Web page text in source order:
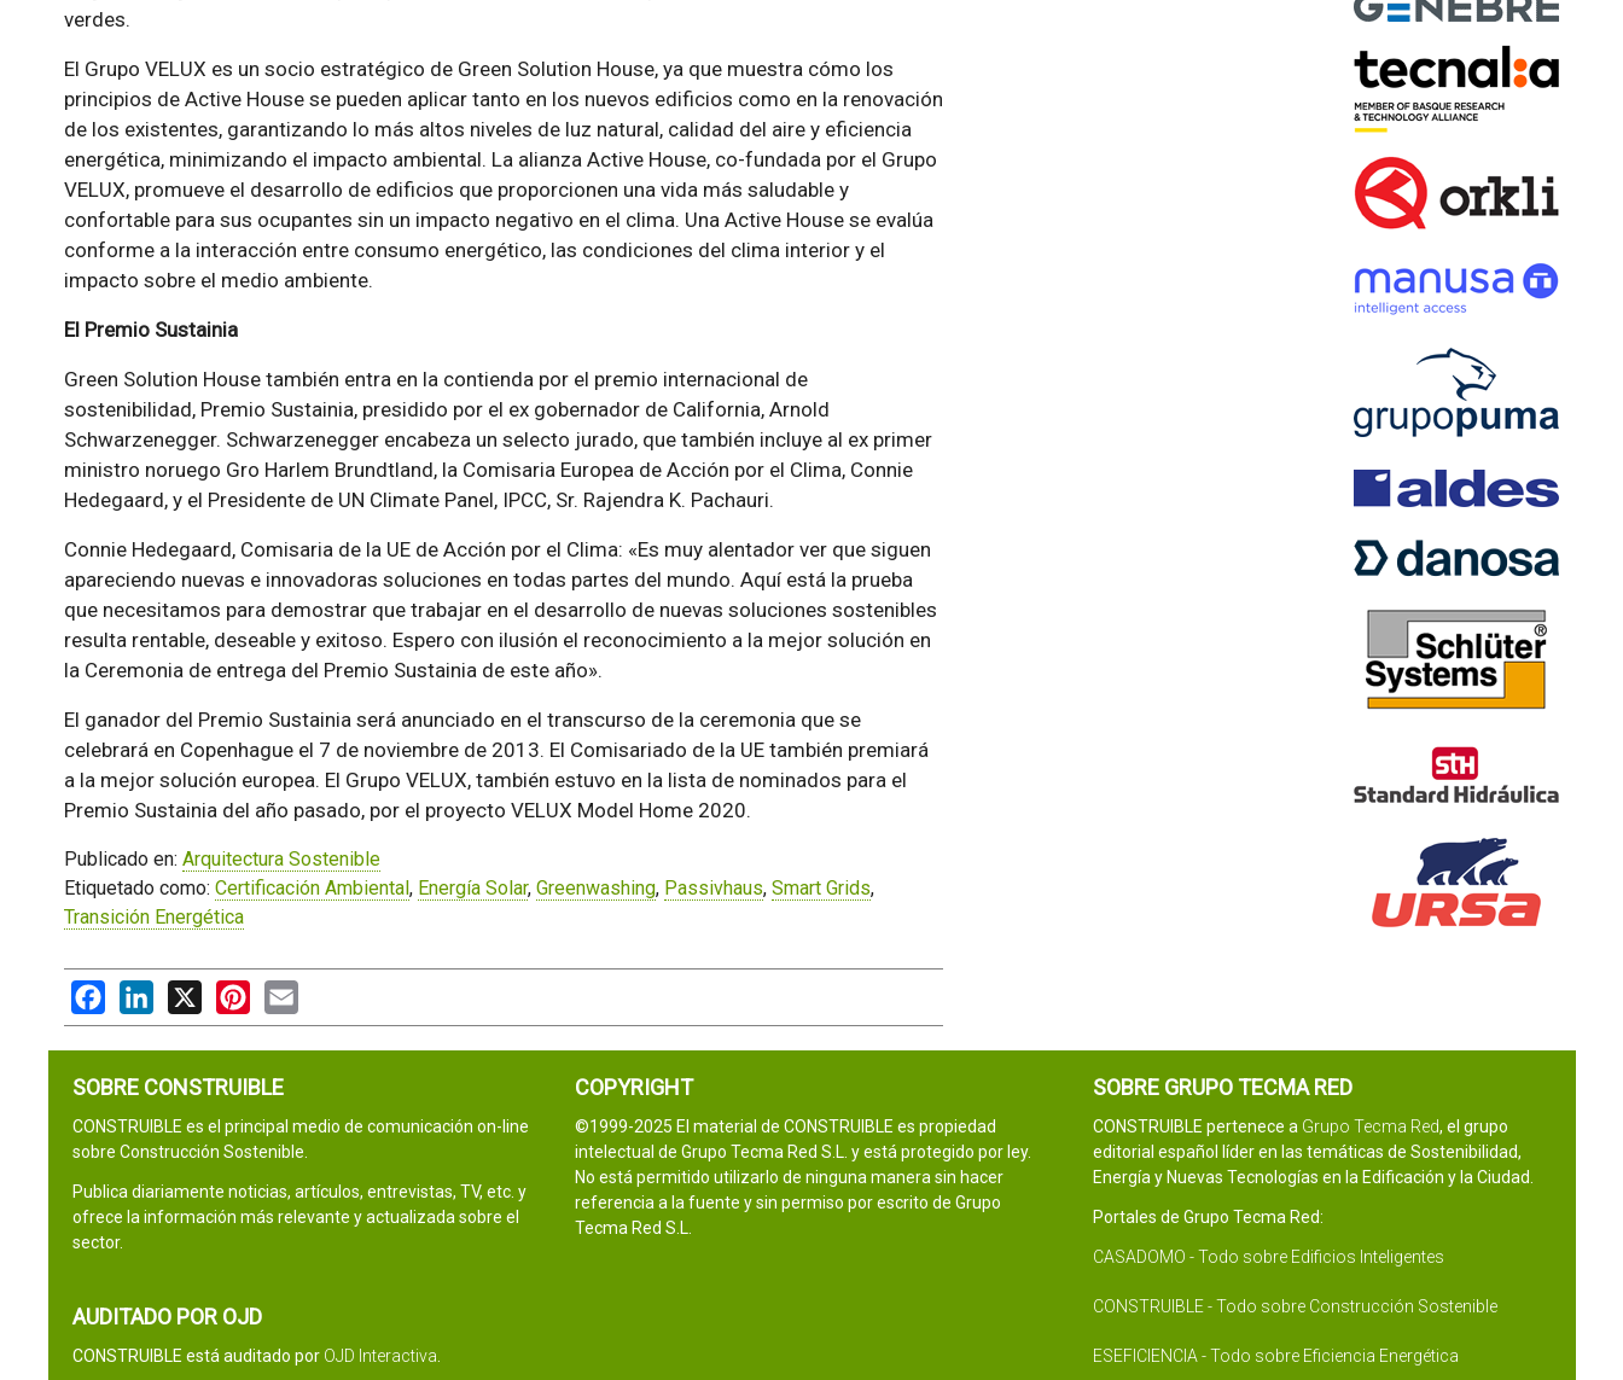
verdes.
El Grupo VELUX es un socio estratégico de Green Solution House, ya que muestra cómo los
principios de Active House se pueden aplicar tanto en los nuevos edificios como en la renovación
de los existentes, garantizando lo más altos niveles de luz natural, calidad del aire y eficiencia
energética, minimizando el impacto ambiental. La alianza Active House, co-fundada por el Grupo
VELUX, promueve el desarrollo de edificios que proporcionen una vida más saludable y
confortable para sus ocupantes sin un impacto negativo en el clima. Una Active House se evalúa
conforme a la interacción entre consumo energético, las condiciones del clima interior y el
impacto sobre el medio ambiente.
El Premio Sustainia
Green Solution House también entra en la contienda por el premio internacional de
sostenibilidad, Premio Sustainia, presidido por el ex gobernador de California, Arnold
Schwarzenegger. Schwarzenegger encabeza un selecto jurado, que también incluye al ex primer
ministro noruego Gro Harlem Brundtland, la Comisaria Europea de Acción por el Clima, Connie
Hedegaard, y el Presidente de UN Climate Panel, IPCC, Sr. Rajendra K. Pachauri.
Connie Hedegaard, Comisaria de la UE de Acción por el Clima: «Es muy alentador ver que siguen
apareciendo nuevas e innovadoras soluciones en todas partes del mundo. Aquí está la prueba
que necesitamos para demostrar que trabajar en el desarrollo de nuevas soluciones sostenibles
resulta rentable, deseable y exitoso. Espero con ilusión el reconocimiento a la mejor solución en
la Ceremonia de entrega del Premio Sustainia de este año».
El ganador del Premio Sustainia será anunciado en el transcurso de la ceremonia que se
celebrará en Copenhague el 7 de noviembre de 2013. El Comisariado de la UE también premiará
a la mejor solución europea. El Grupo VELUX, también estuvo en la lista de nominados para el
Premio Sustainia del año pasado, por el proyecto VELUX Model Home 2020.
Publicado en: Arquitectura Sostenible
Etiquetado como: Certificación Ambiental, Energía Solar, Greenwashing, Passivhaus, Smart Grids,
Transición Energética
FacebookLinkedIn
X PinterestEmail
SOBRE CONSTRUIBLE
CONSTRUIBLE es el principal medio de comunicación on-line
sobre Construcción Sostenible.
Publica diariamente noticias, artículos, entrevistas, TV, etc. y
ofrece la información más relevante y actualizada sobre el
sector.
AUDITADO POR OJD
CONSTRUIBLE está auditado por OJD Interactiva
COPYRIGHT
©1999-2025 El material de CONSTRUIBLE es propiedad
intelectual de Grupo Tecma Red S.L. y está protegido por ley.
No está permitido utilizarlo de ninguna manera sin hacer
referencia a la fuente y sin permiso por escrito de Grupo
Tecma Red S.L.
SOBRE GRUPO TECMA RED
CONSTRUIBLE pertenece a Grupo Tecma Red, el grupo
editorial español líder en las temáticas de Sostenibilidad,
Energía y Nuevas Tecnologías en la Edificación y la Ciudad.
Portales de Grupo Tecma Red:
CASADOMO - Todo sobre Edificios Inteligentes
CONSTRUIBLE - Todo sobre Construcción Sostenible
ESEFICIENCIA - Todo sobre Eficiencia Energética